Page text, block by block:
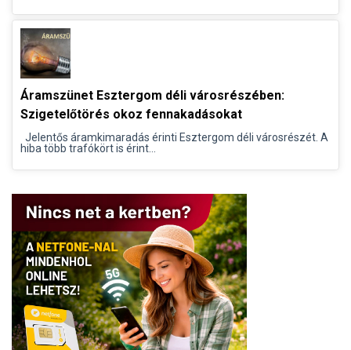
Áramszünet Esztergom déli városrészében:
Szigetelőtörés okoz fennakadásokat
Jelentős áramkimaradás érinti Esztergom déli városrészét. A
hiba több trafókört is érint...